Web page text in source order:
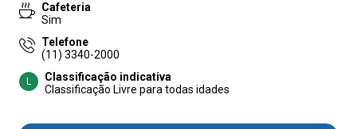
Cafeteria
Sim
Telefone
(11) 3340-2000
L
Classificação indicativa
Classificação Livre para todas idades